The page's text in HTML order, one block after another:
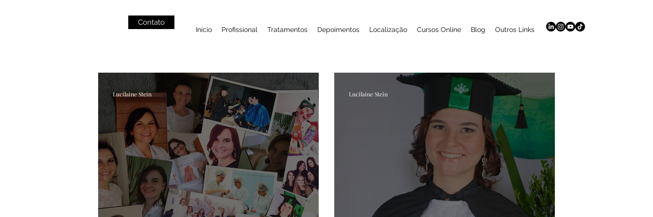
Início Profissional Tratamentos Depoimentos Localização Cursos Online Blog Outros Links
Contato
Lucilaine Stein Lucilaine Stein